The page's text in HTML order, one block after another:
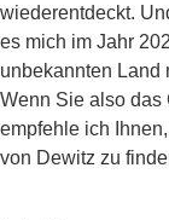
wiederentdeckt.
es mich im Jahr
unbekannten Land
Wenn Sie also das
empfehle ich
von Dewitz zu